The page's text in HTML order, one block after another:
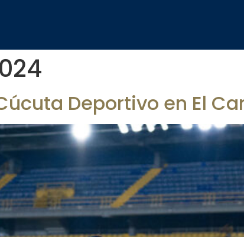
Deportivo en El